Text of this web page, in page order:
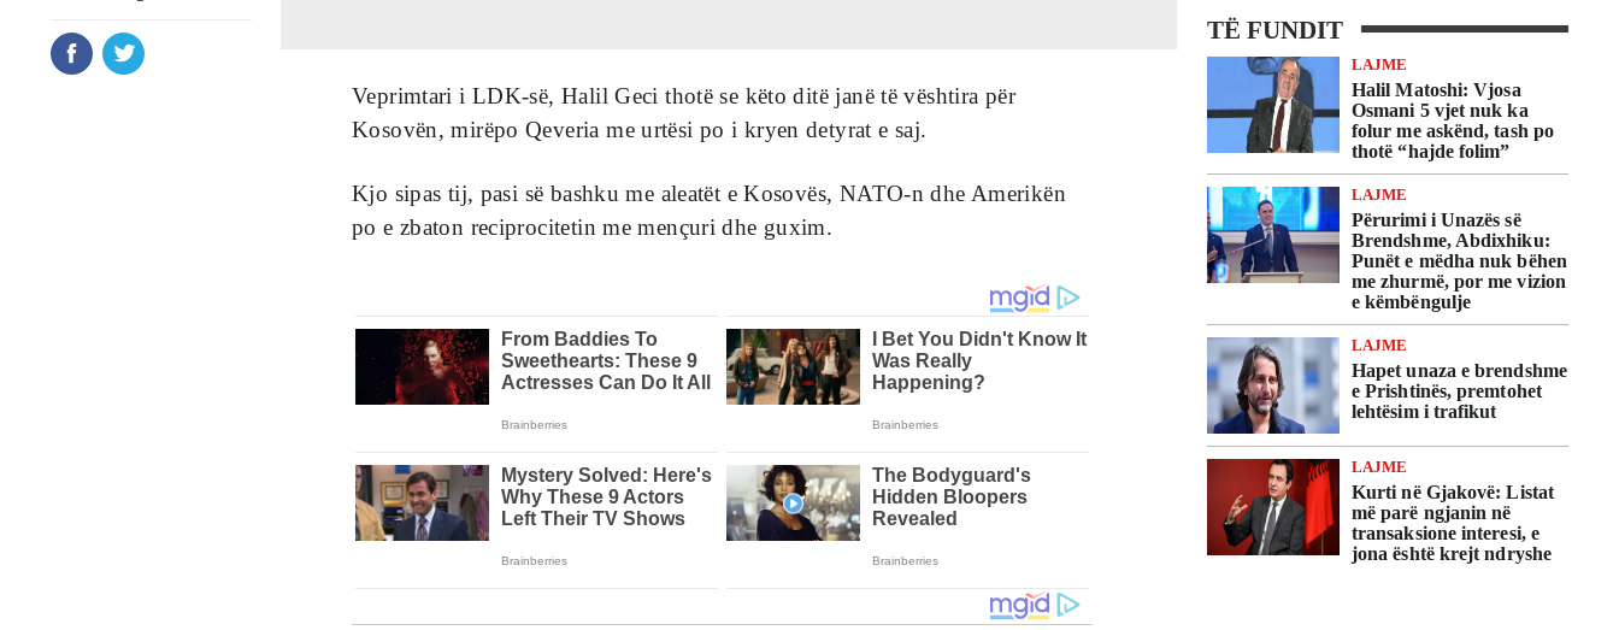
TË FUNDIT
LAJME
Halil Matoshi: Vjosa
Osmani 5 vjet nuk ka
folur me askënd, tash po
thotë “hajde folim”
LAJME
Përurimi i Unazës së
Brendshme, Abdixhiku:
Punët e mëdha nuk bëhen
me zhurmë, por me vizion
e këmbëngulje
LAJME
Hapet unaza e brendshme
e Prishtinës, premtohet
lehtësim i trafikut
LAJME
Kurti në Gjakovë: Listat
më parë ngjanin në
transaksione interesi, e
jona është krejt ndryshe
Veprimtari i LDK-së, Halil Geci thotë se këto ditë janë të vështira për
Kosovën, mirëpo Qeveria me urtësi po i kryen detyrat e saj.
Kjo sipas tij, pasi së bashku me aleatët e Kosovës, NATO-n dhe Amerikën
po e zbaton reciprocitetin me mençuri dhe guxim.